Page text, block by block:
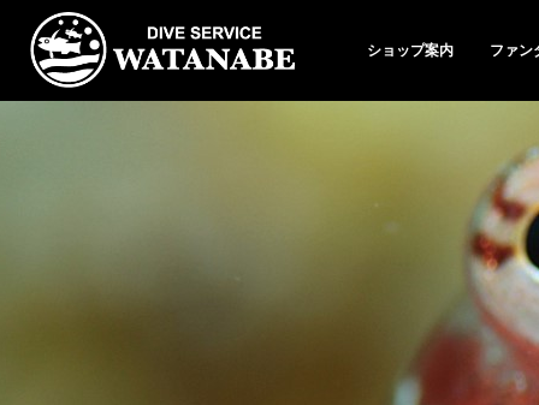
ショップ案内 ファン